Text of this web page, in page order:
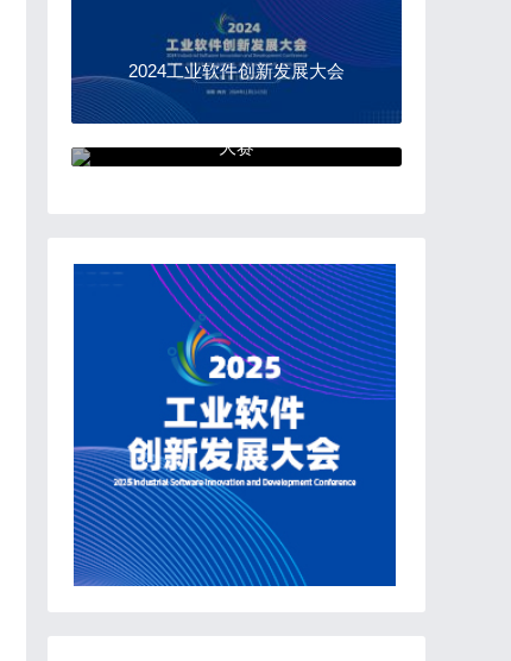
2024工业软件创新发展大会
“中国软件杯”大学生软件设计
大赛